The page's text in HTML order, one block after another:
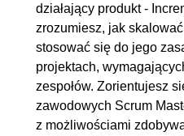
działający produkt -
zrozumiesz, jak
stosować się do jego
projektach,
zespołów. Zorientujesz
zawodowych Scrum
z możliwościami